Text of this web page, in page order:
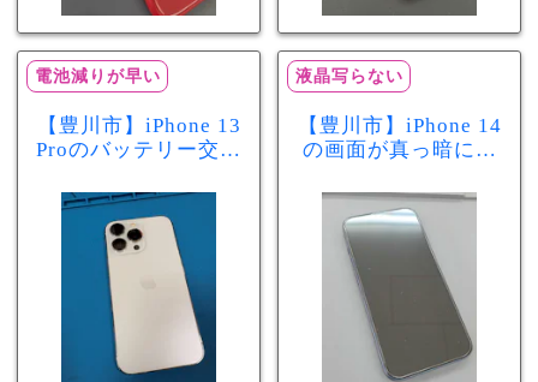
電池減りが早い
【豊川市】iPhone 13
Proのバッテリー交換
が早い症状も当日90
分で改善
液晶写らない
【豊川市】iPhone 14
の画面が真っ暗に…
修理！データそのま
まで復旧しました